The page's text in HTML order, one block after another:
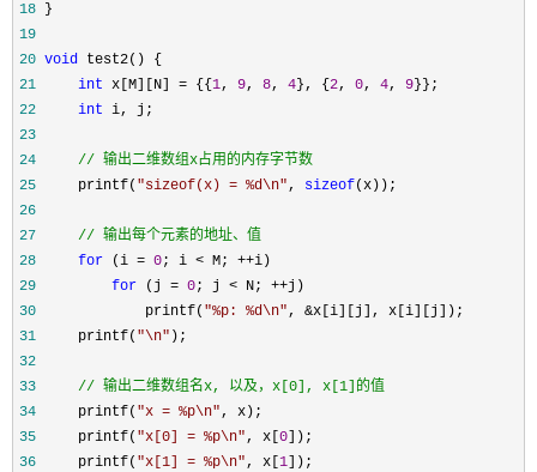
18
19
20 void
21
int x[M][N] = {{ 1, 9, 8, 4 }, { 2, 0, 4, 9
22
int
23
24
// 输出二维数组x占用的内存字节数
25
     printf(
"sizeof(x) = %d\n", sizeof
26
27
// 输出每个元素的地址、值
28
for (i = 0; i < M; ++
29
for (j = 0; j < N; ++
30
             printf(
"%p: %d\n", &
31
     printf(
"\n"
32
33
// 输出二维数组名x, 以及，x[0], x[1]的值
34
     printf(
"x = %p\n"
35
     printf(
"x[0] = %p\n", x[ 0
36
     printf(
"x[1] = %p\n", x[ 1